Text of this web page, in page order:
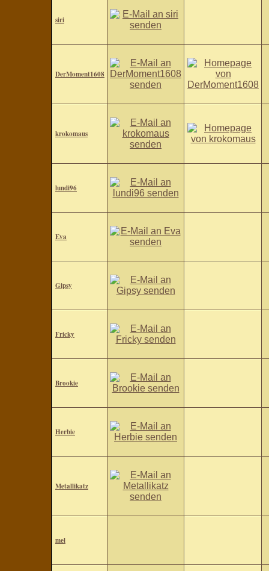
siri
DerMoment1608
krokomaus
lundi96
Eva
Gipsy
Fricky
Brookie
Herbie
Metallikatz
mel